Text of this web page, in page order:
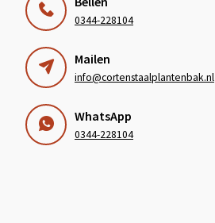
0344-228104
Mailen
info@cortenstaalplantenbak.nl
WhatsApp
0344-228104